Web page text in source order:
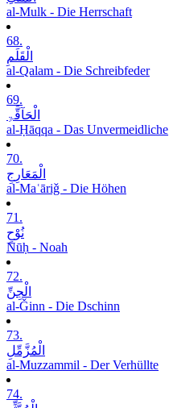
al-Mulk - Die Herrschaft
68.
الْقَلَمِ
al-Qalam - Die Schreibfeder
69.
الْحَآقَّۃِ
al-Ḥāqqa - Das Unvermeidliche
70.
الْمَعَارِجِ
al-Maʿāriǧ - Die Höhen
71.
نُوْحٍ
Nūḥ - Noah
72.
الْجِنِّ
al-Ǧinn - Die Dschinn
73.
الْمُزَّمِّلِ
al-Muzzammil - Der Verhüllte
74.